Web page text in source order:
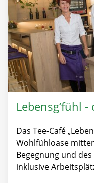
Lebensg‘fühl -
Das Tee-Café
Wohlfühloase
Begegnung und
inklusive